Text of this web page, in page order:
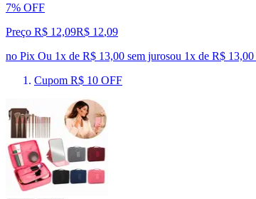
7% OFF
Preço R$ 12,09R$ 12,09
no Pix Ou 1x de R$ 13,00 sem jurosou 1x de R$ 13,00
Cupom R$ 10 OFF